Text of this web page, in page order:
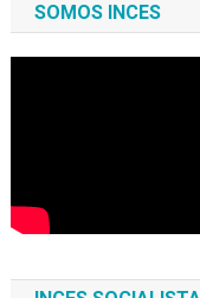
de
entradas
SOMOS INCES